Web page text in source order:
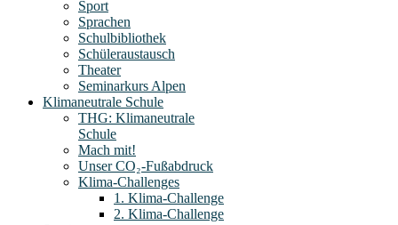
Sport
Sprachen
Schulbibliothek
Schüleraustausch
Theater
Seminarkurs Alpen
Klimaneutrale Schule
THG: Klimaneutrale
Schule
Mach mit!
Unser CO₂-Fußabdruck
Klima-Challenges
1. Klima-Challenge
2. Klima-Challenge